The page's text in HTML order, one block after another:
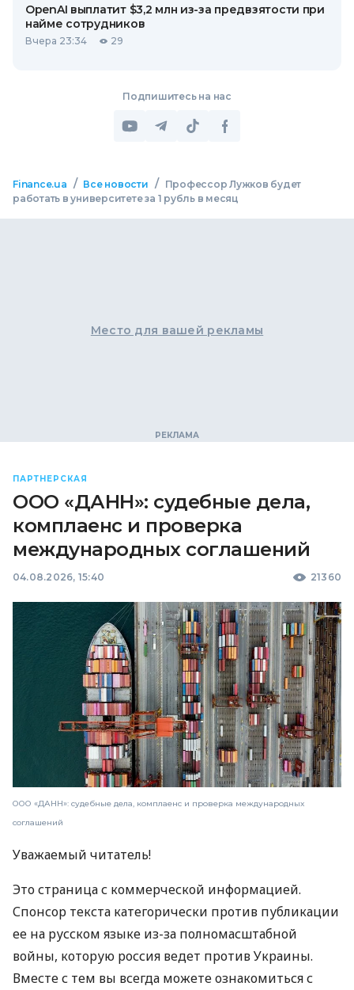
OpenAI выплатит $3,2 млн из-за предвзятости при
найме сотрудников
Вчера 23:34 29
Подпишитесь на нас
Finance.ua / Все новости /
Профессор Лужков будет
работать в университете за 1 рубль в месяц
Место для вашей рекламы
ПАРТНЕРСКАЯ
ООО «ДАНН»: судебные дела,
комплаенс и проверка
международных соглашений
04.08.2026, 15:40 21360
ООО «ДАНН»: судебные дела, комплаенс и проверка международных
соглашений
Уважаемый читатель!
Это страница с коммерческой информацией.
Спонсор текста категорически против публикации
ее на русском языке из-за полномасштабной
войны, которую россия ведет против Украины.
Вместе с тем вы всегда можете ознакомиться с